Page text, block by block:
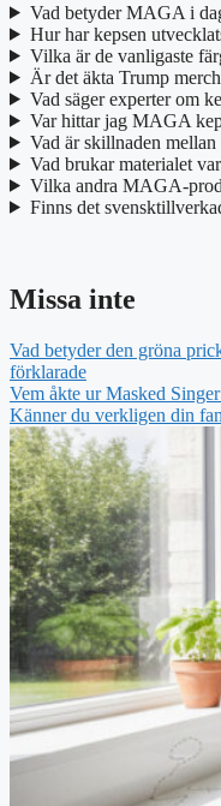
Vad betyder MAGA i
Hur har kepsen
Vilka är de vanligaste
Är det äkta Trump
Vad säger experter om
Var hittar jag MAGA
Vad är skillnaden
Vad brukar materialet
Vilka andra MAGA-
Finns det
Missa inte
Vad betyder den gröna
förklarade
Vem åkte ur Masked
Känner du verkligen din